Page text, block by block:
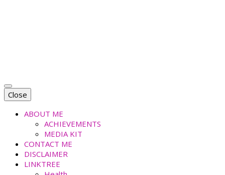
Close
ABOUT ME
ACHIEVEMENTS
MEDIA KIT
CONTACT ME
DISCLAIMER
LINKTREE